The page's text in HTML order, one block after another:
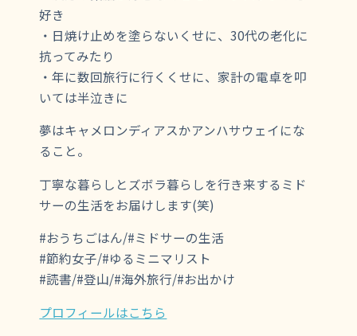
好き
・日焼け止めを塗らないくせに、30代の老化に
抗ってみたり
・年に数回旅行に行くくせに、家計の電卓を叩
いては半泣きに
夢はキャメロンディアスかアンハサウェイにな
ること。
丁寧な暮らしとズボラ暮らしを行き来するミド
サーの生活をお届けします(笑)
#おうちごはん/#ミドサーの生活
#節約女子/#ゆるミニマリスト
#読書/#登山/#海外旅行/#お出かけ
プロフィールはこちら